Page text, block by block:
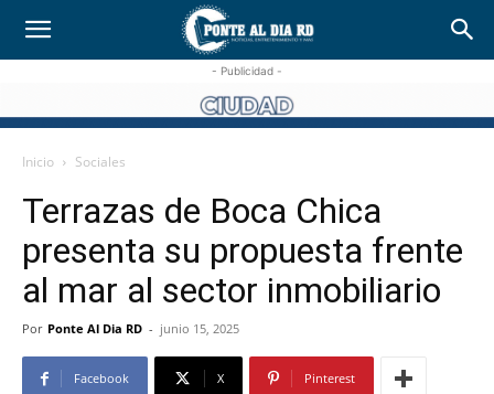
- Publicidad -
Inicio Sociales
Terrazas de Boca Chica
presenta su propuesta frente
al mar al sector inmobiliario
Por Ponte Al Dia RD - junio 15, 2025
Facebook X Pinterest